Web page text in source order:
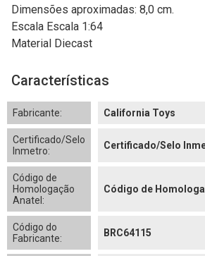
Dimensões aproximadas: 8,0 cm.
Escala Escala 1:64
Material Diecast
Características
Fabricante: California Toys
Certificado/Selo
Inmetro:
Certificado/Selo
Código de
Homologação
Anatel:
Código de
Código do
Fabricante:
BRC64115